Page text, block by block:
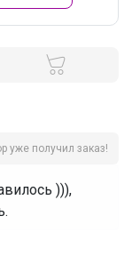
уже получил заказ!
))),